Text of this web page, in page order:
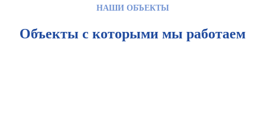
НАШИ ОБЪЕКТЫ
Объекты с которыми мы работаем